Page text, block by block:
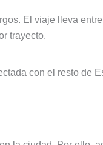
El viaje lleva
trayecto.
con el resto de